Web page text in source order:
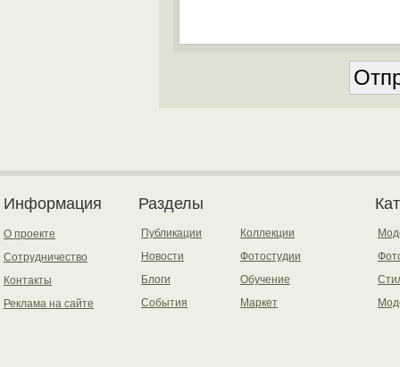
Информация
О проекте
Сотрудничество
Контакты
Реклама на сайте
Разделы
Публикации
Новости
Блоги
События
Коллекции
Фотостудии
Обучение
Маркет